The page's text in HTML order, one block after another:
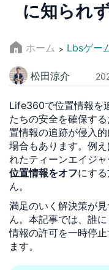
に知られ
ホーム > Lbsゲー
松田涼介
Life360で位置情報を
たちの安全を確保す
置情報の追跡が侵入
場合もあります。例
れたティーンエイジ
位置情報をオフにす
ん。
満足のいく解決策が
ん。本記事では、誰
情報の許可を一時停
ます。